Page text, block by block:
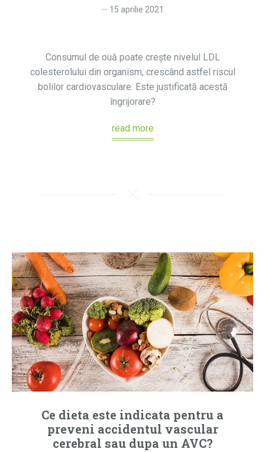
15 aprilie 2021
Consumul de ouă poate crește nivelul LDL
colesterolului din organism, crescând astfel riscul
bolilor cardiovasculare. Este justificată acestă
îngrijorare?
read more
Ce dieta este indicata pentru a
preveni accidentul vascular
cerebral sau dupa un AVC?